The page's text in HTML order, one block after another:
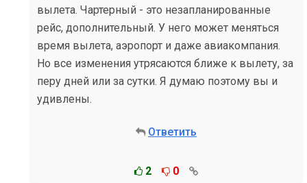
вылета. Чартерный - это незапланированные
рейс, дополнительный. У него может меняться
время вылета, аэропорт и даже авиакомпания.
Но все изменения утрясаются ближе к вылету, за
перу дней или за сутки. Я думаю поэтому вы и
удивлены.
Ответить
2 0